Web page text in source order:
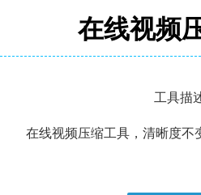
在线视频
工具描
在线视频压缩工具，清晰度不